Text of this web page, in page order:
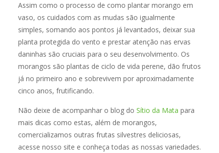
Assim como o processo de como plantar morango em
vaso, os cuidados com as mudas são igualmente
simples, somando aos pontos já levantados, deixar sua
planta protegida do vento e prestar atenção nas ervas
daninhas são cruciais para o seu desenvolvimento. Os
morangos são plantas de ciclo de vida perene, dão frutos
já no primeiro ano e sobrevivem por aproximadamente
cinco anos, frutificando.
Não deixe de acompanhar o blog do Sítio da Mata para
mais dicas como estas, além de morangos,
comercializamos outras frutas silvestres deliciosas,
acesse nosso site e conheça todas as nossas variedades.